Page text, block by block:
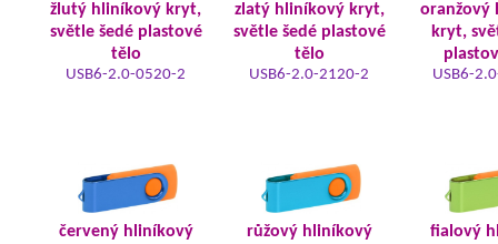
žlutý hliníkový kryt,
světle šedé plastové
tělo
USB6-2.0-0520-2
zlatý hliníkový kryt,
světle šedé plastové
tělo
USB6-2.0-2120-2
oranžový
kryt,
USB6-
červený hliníkový
růžový hliníkový
fialový